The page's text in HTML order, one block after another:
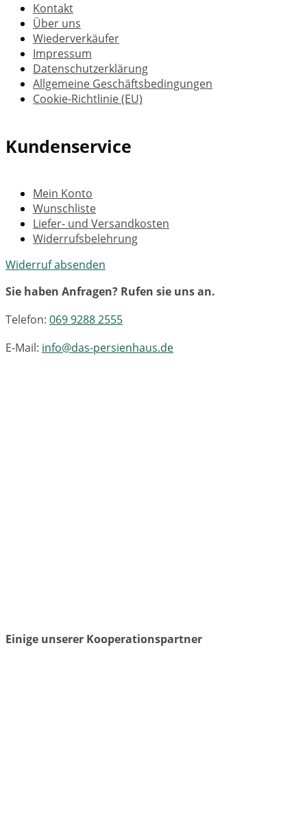
Kontakt
Über uns
Wiederverkäufer
Impressum
Datenschutzerklärung
Allgemeine Geschäftsbedingungen
Cookie-Richtlinie (EU)
Kundenservice
Mein Konto
Wunschliste
Liefer- und Versandkosten
Widerrufsbelehrung
Widerruf absenden
Sie haben Anfragen? Rufen sie uns an.
Telefon: 069 9288 2555
E-Mail: info@das-persienhaus.de
Einige unserer Kooperationspartner